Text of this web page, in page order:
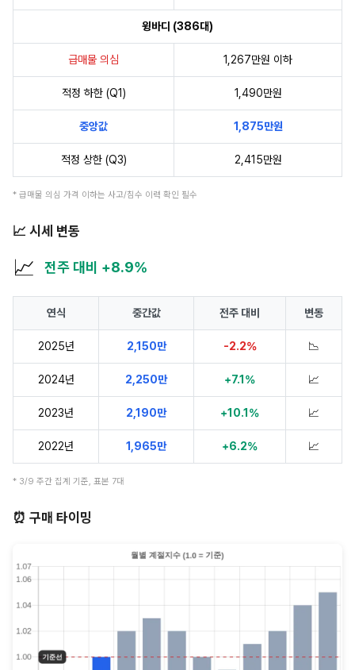
윙바디 (386대)
급매물 의심 1,267만원 이하
적정 하한 (Q1) 1,490만원
중앙값 1,875만원
적정 상한 (Q3) 2,415만원
* 급매물 의심 가격 이하는 사고/침수 이력 확인 필수
📈 시세 변동
📈 전주 대비 +8.9%
연식 중간값 전주 대비 변동
2025년 2,150만 -2.2% 📉
2024년 2,250만 +7.1% 📈
2023년 2,190만 +10.1% 📈
2022년 1,965만 +6.2% 📈
* 3/9 주간 집계 기준, 표본 7대
⏰ 구매 타이밍